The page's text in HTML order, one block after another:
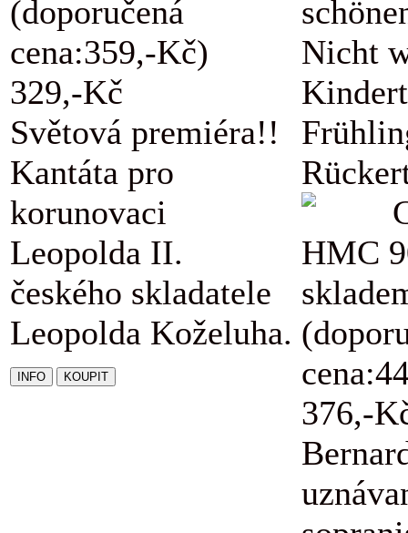
(doporučená
cena:359,-Kč)
329,-Kč
Světová premiéra!!
Kantáta pro
korunovaci
Leopolda II.
českého skladatele
Leopolda Koželuha.
Nicht
HMC
376,-